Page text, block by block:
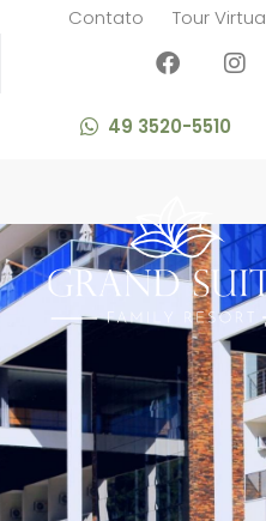
Contato Tour
49 3520-5510